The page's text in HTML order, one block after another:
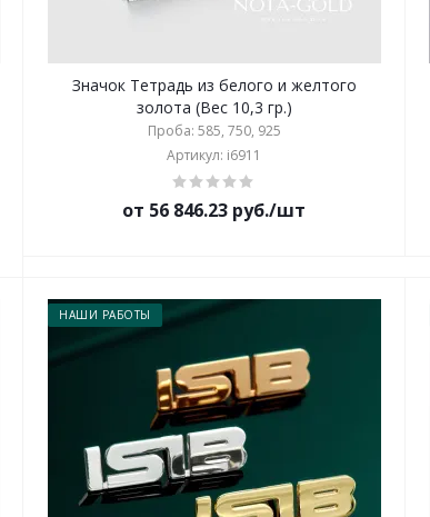
Значок Тетрадь из белого и желтого
золота (Вес 10,3 гр.)
Проба: 585, 750, 925
Артикул: i6911
от 56 846.23 руб./шт
НАШИ РАБОТЫ